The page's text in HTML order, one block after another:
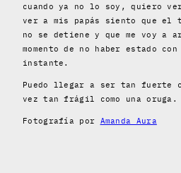
cuando ya no lo soy, quiero
ver a mis papás siento que el
no se detiene y que me voy a
momento de no haber estado
instante.
Puedo llegar a ser tan fuerte
vez tan frágil como una oruga.
Fotografía por Amanda Aura